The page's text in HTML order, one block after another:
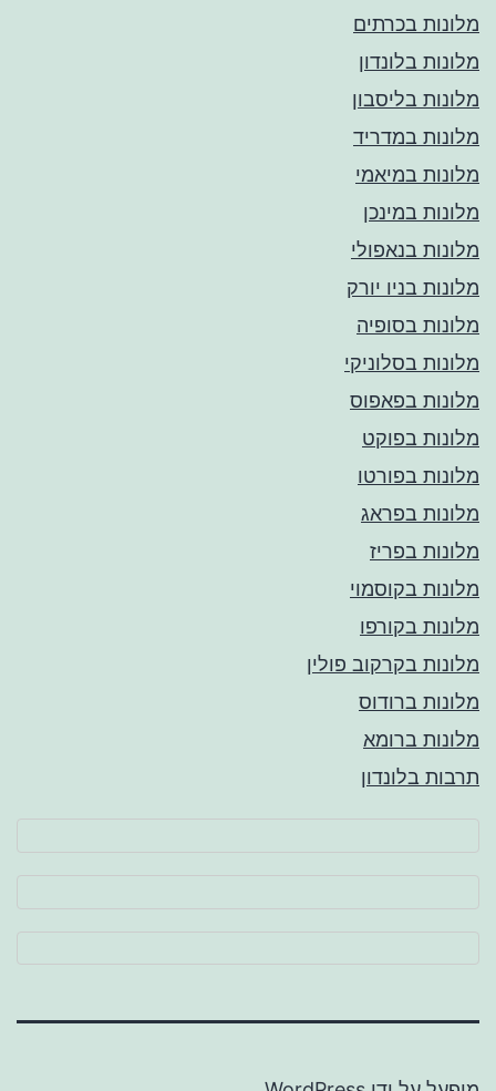
מלונות בכרתים
מלונות בלונדון
מלונות בליסבון
מלונות במדריד
מלונות במיאמי
מלונות במינכן
מלונות בנאפולי
מלונות בניו יורק
מלונות בסופיה
מלונות בסלוניקי
מלונות בפאפוס
מלונות בפוקט
מלונות בפורטו
מלונות בפראג
מלונות בפריז
מלונות בקוסמוי
מלונות בקורפו
מלונות בקרקוב פולין
מלונות ברודוס
מלונות ברומא
תרבות בלונדון